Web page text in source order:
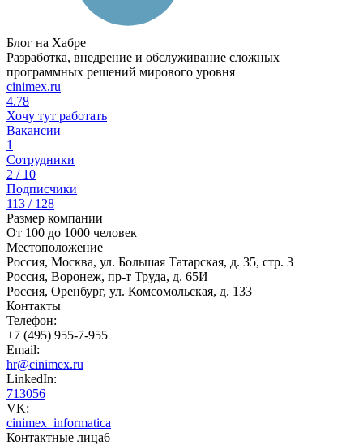
Блог на Хабре
Разработка, внедрение и обслуживание сложных
программных решений мирового уровня
cinimex.ru
4.78
Хочу тут работать
Вакансии
1
Сотрудники
2 / 10
Подписчики
113 / 128
Размер компании
От 100 до 1000 человек
Местоположение
Россия, Москва, ул. Большая Татарская, д. 35, стр. 3
Россия, Воронеж, пр-т Труда, д. 65И
Россия, Оренбург, ул. Комсомольская, д. 133
Контакты
Телефон:
+7 (495) 955-7-955
Email:
hr@cinimex.ru
LinkedIn:
713056
VK:
cinimex_informatica
Контактные лица6